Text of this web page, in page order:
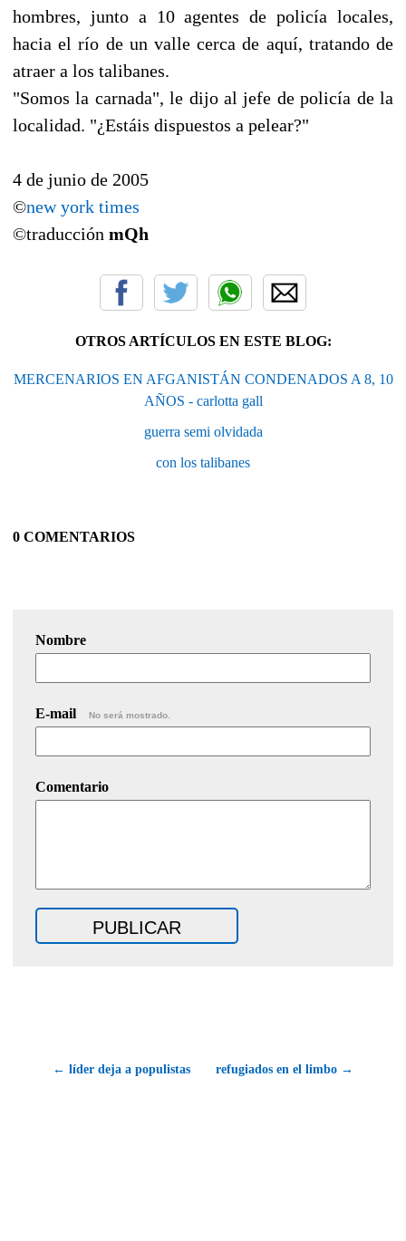
hombres, junto a 10 agentes de policía locales,
hacia el río de un valle cerca de aquí, tratando de
atraer a los talibanes.
"Somos la carnada", le dijo al jefe de policía de la
localidad. "¿Estáis dispuestos a pelear?"
4 de junio de 2005
©new york times
©traducción mQh
OTROS ARTÍCULOS EN ESTE BLOG:
MERCENARIOS EN AFGANISTÁN CONDENADOS A 8, 10
AÑOS - carlotta gall
guerra semi olvidada
con los talibanes
0 COMENTARIOS
Nombre
E-mail No será mostrado.
Comentario
← líder deja a populistas refugiados en el limbo →